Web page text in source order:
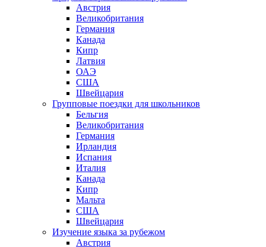
Австрия
Великобритания
Германия
Канада
Кипр
Латвия
ОАЭ
США
Швейцария
Групповые поездки для школьников
Бельгия
Великобритания
Германия
Ирландия
Испания
Италия
Канада
Кипр
Мальта
США
Швейцария
Изучение языка за рубежом
Австрия